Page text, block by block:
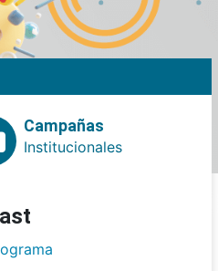
Campañas
Institucionales